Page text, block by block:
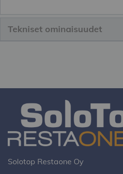
Tekniset ominaisuudet
Solotop Restaone Oy